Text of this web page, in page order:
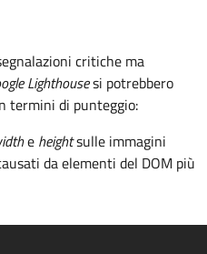
critiche ma
Lighthousesi potrebbero
termini di punteggio:
e heightsulle immagini
da elementi del DOM più